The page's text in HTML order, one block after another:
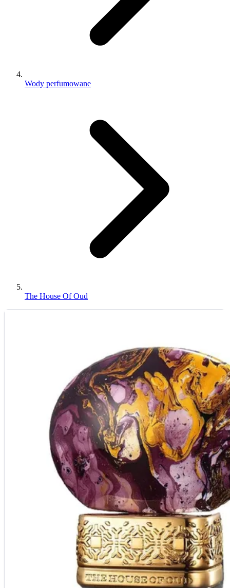
Wody perfumowane
The House Of Oud